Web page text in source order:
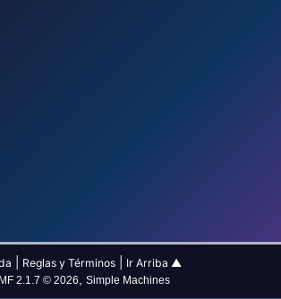
Reglas y Términos Ir Arriba ▲
2.1.7 © 2026, Simple Machines